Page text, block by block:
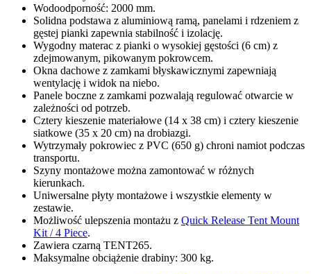
Wodoodporność: 2000 mm.
Solidna podstawa z aluminiową ramą, panelami i rdzeniem z
gęstej pianki zapewnia stabilność i izolację.
Wygodny materac z pianki o wysokiej gęstości (6 cm) z
zdejmowanym, pikowanym pokrowcem.
Okna dachowe z zamkami błyskawicznymi zapewniają
wentylację i widok na niebo.
Panele boczne z zamkami pozwalają regulować otwarcie w
zależności od potrzeb.
Cztery kieszenie materiałowe (14 x 38 cm) i cztery kieszenie
siatkowe (35 x 20 cm) na drobiazgi.
Wytrzymały pokrowiec z PVC (650 g) chroni namiot podczas
transportu.
Szyny montażowe można zamontować w różnych
kierunkach.
Uniwersalne płyty montażowe i wszystkie elementy w
zestawie.
Możliwość ulepszenia montażu z Quick Release Tent Mount
Kit / 4 Piece.
Zawiera czarną TENT265.
Maksymalne obciążenie drabiny: 300 kg.